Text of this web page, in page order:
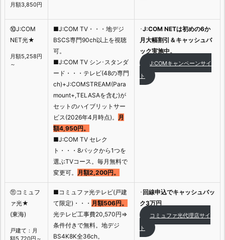
月額3,850円
⑩J:COM
NET光★
月額5,258円
～
■J:COM TV・・・地デジ
BSCS専門90ch以上を視聴
可。
■J:COM TV シン･スタンダ
ード・・・テレビ(48の専門
ch)+J:COMSTREAM(Para
mount+,TELASAを含む)が
セットのハイブリットサー
ビス(2026年4月時点)。
月
額4,950円。
■J:COM TV セレク
ト・・・8パックから1つを
選ぶTVコース。毎月無料で
変更可。
月額2,200円。
･J:COM NETは初めの6か
月大幅割引＆キャッシュバ
ック実施中。
J:COMキャンペーンサイ
ト
⑪コミュフ
ァ光★
(東海)
戸建て：月
額5,720円～
■コミュファ光テレビ(戸建
て限定)・・・ 月額506円。
光テレビ工事費20,570円⇒
条件付きで無料。地デジ
BS4K8K全36ch。
･ 回線申込でキャッシュバッ
ク3万円
コミュファ光代理店サイ
ト